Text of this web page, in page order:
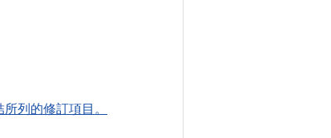
列的修訂項目。